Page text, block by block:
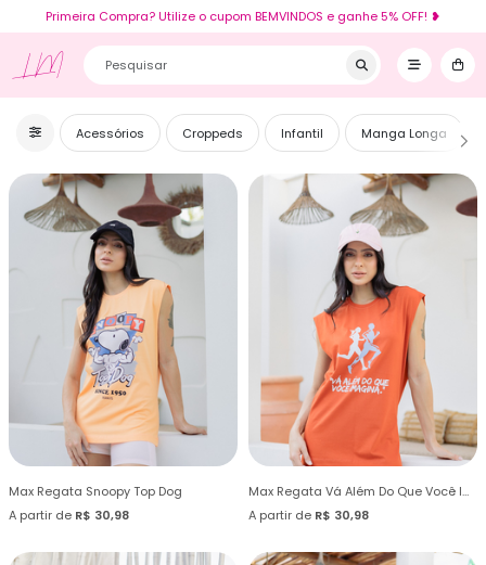
Primeira Compra? Utilize o cupom BEMVINDOS e ganhe 5% OFF! ❥
LM
Acessórios Croppeds Infantil Manga Longa
Max Regata Snoopy Top Dog
A partir de R$ 30,98
Max Regata Vá Além Do Que Você Imagina
A partir de R$ 30,98